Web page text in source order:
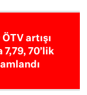
artışı
70’lik